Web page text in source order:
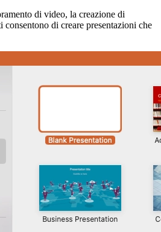
di video, la creazione di
di creare presentazioni che